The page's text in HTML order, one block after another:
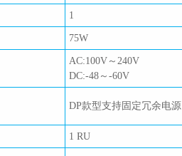
1
75W
AC:100V～240V
DC:-48～-60V
DP款型支持固定冗余电源
1 RU